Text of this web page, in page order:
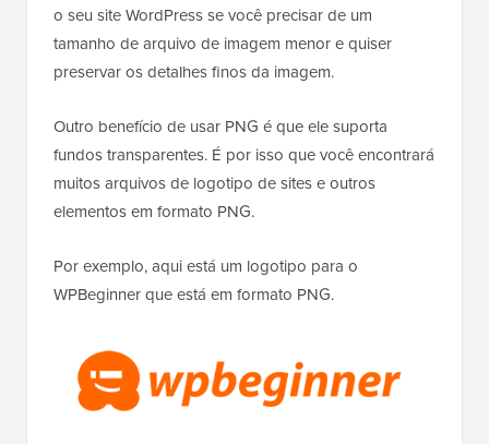
o seu site WordPress se você precisar de um
tamanho de arquivo de imagem menor e quiser
preservar os detalhes finos da imagem.
Outro benefício de usar PNG é que ele suporta
fundos transparentes. É por isso que você encontrará
muitos arquivos de logotipo de sites e outros
elementos em formato PNG.
Por exemplo, aqui está um logotipo para o
WPBeginner que está em formato PNG.